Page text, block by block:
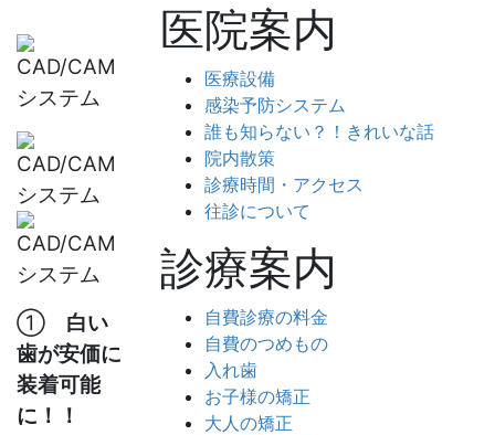
① 白い
歯が安価に
装着可能
に！！
医院案内
医療設備
感染予防システム
誰も知らない？！きれいな話
院内散策
診療時間・アクセス
往診について
診療案内
自費診療の料金
自費のつめもの
入れ歯
お子様の矯正
大人の矯正